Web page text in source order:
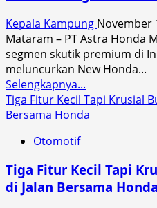
Kepala Kampung November
Mataram – PT Astra Honda
segmen skutik premium di
meluncurkan New Honda...
Selengkapnya...
more
about
New
Honda
Tiga Fitur Kecil Tapi Krusial
Bersama Honda
Otomotif
Tiga Fitur Kecil Tapi
di Jalan Bersama Honda